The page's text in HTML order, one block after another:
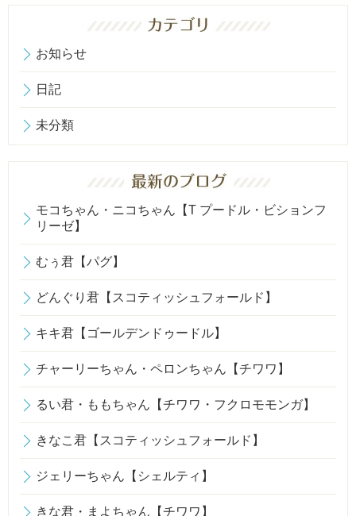
お知らせ
日記
未分類
モコちゃん・ニコちゃん【T プードル・ビションフ
リーゼ】
むぅ君【パグ】
どんぐり君【スコティッシュフォールド】
キキ君【ゴールデンドゥードル】
チャーリーちゃん・ペロンちゃん【チワワ】
るい君・ももちゃん【チワワ・フクロモモンガ】
きなこ君【スコティッシュフォールド】
ジェリーちゃん【シェルティ】
きな君・まよちゃん【チワワ】